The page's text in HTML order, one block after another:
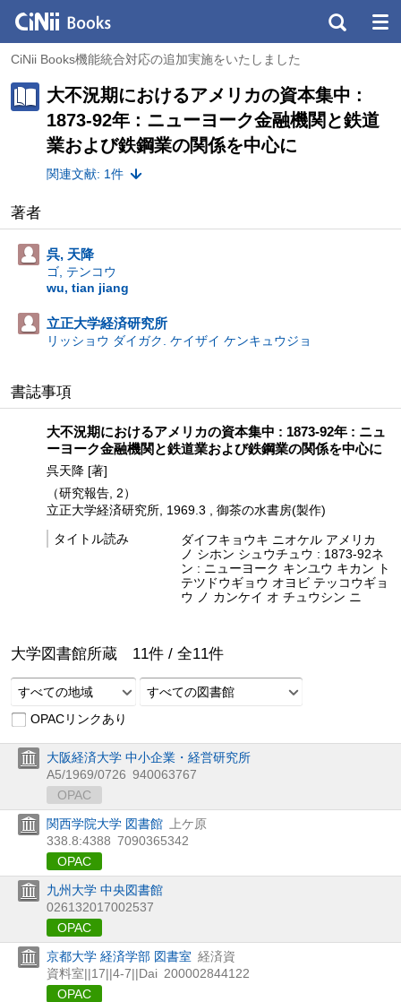
CiNii Books機能統合対応の追加実施をいたしました
大不況期におけるアメリカの資本集中 :
1873-92年 : ニューヨーク金融機関と鉄道
業および鉄鋼業の関係を中心に
関連文献: 1件
著者
呉, 天降
ゴ, テンコウ
wu, tian jiang
立正大学経済研究所
リッショウ ダイガク. ケイザイ ケンキュウジョ
書誌事項
大不況期におけるアメリカの資本集中 : 1873-92年 : ニュ
ーヨーク金融機関と鉄道業および鉄鋼業の関係を中心に
呉天降 [著]
（研究報告, 2）
立正大学経済研究所, 1969.3 , 御茶の水書房(製作)
タイトル読み
ダイフキョウキ ニオケル アメリカ
ノ シホン シュウチュウ : 1873-92ネ
ン : ニューヨーク キンユウ キカン ト
テツドウギョウ オヨビ テッコウギョ
ウ ノ カンケイ オ チュウシン ニ
大学図書館所蔵 11件 / 全11件
すべての地域
すべての図書館
OPACリンクあり
大阪経済大学 中小企業・経営研究所
A5/1969/0726 940063767
OPAC
関西学院大学 図書館
上ケ原
338.8:4388 7090365342
OPAC
九州大学 中央図書館
026132017002537
OPAC
京都大学 経済学部 図書室 経済資
資料室||17||4-7||Dai 200002844122
OPAC